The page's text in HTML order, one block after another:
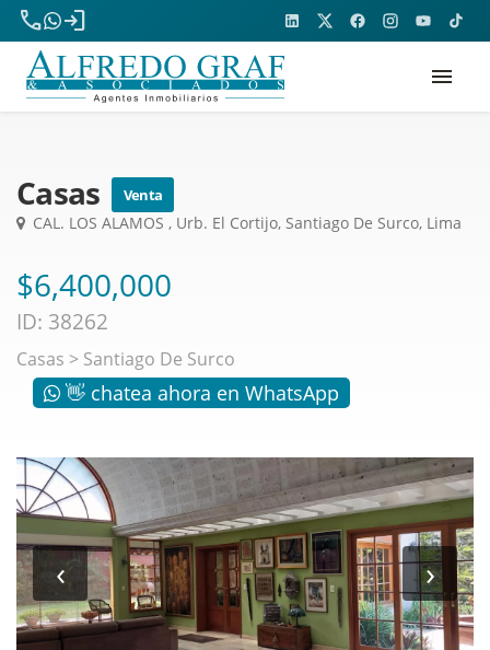
phone
login
menu
Casas Venta
CAL. LOS ALAMOS , Urb. El Cortijo, Santiago De Surco, Lima
$6,400,000
ID: 38262
Casas > Santiago De Surco
👋 chatea ahora en WhatsApp
‹ ›